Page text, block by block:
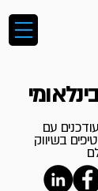
עם
בשיווק